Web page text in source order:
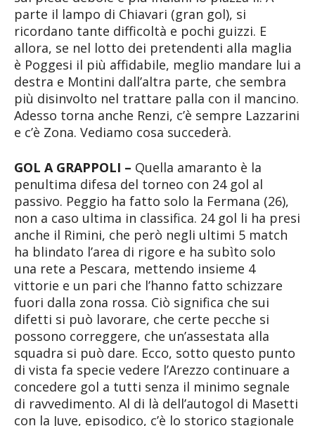
parte il lampo di Chiavari (gran gol), si
ricordano tante difficoltà e pochi guizzi. E
allora, se nel lotto dei pretendenti alla maglia
è Poggesi il più affidabile, meglio mandare lui a
destra e Montini dall’altra parte, che sembra
più disinvolto nel trattare palla con il mancino.
Adesso torna anche Renzi, c’è sempre Lazzarini
e c’è Zona. Vediamo cosa succederà.
GOL A GRAPPOLI – Quella amaranto è la
penultima difesa del torneo con 24 gol al
passivo. Peggio ha fatto solo la Fermana (26),
non a caso ultima in classifica. 24 gol li ha presi
anche il Rimini, che però negli ultimi 5 match
ha blindato l’area di rigore e ha subìto solo
una rete a Pescara, mettendo insieme 4
vittorie e un pari che l’hanno fatto schizzare
fuori dalla zona rossa. Ciò significa che sui
difetti si può lavorare, che certe pecche si
possono correggere, che un’assestata alla
squadra si può dare. Ecco, sotto questo punto
di vista fa specie vedere l’Arezzo continuare a
concedere gol a tutti senza il minimo segnale
di ravvedimento. Al di là dell’autogol di Masetti
con la Juve, episodico, c’è lo storico stagionale